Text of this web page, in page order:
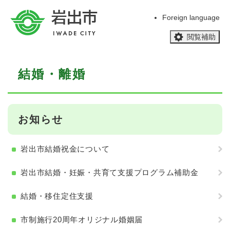
Foreign language
閲覧補助
結婚・離婚
お知らせ
岩出市結婚祝金について
岩出市結婚・妊娠・共育て支援プログラム補助金
結婚・移住定住支援
市制施行20周年オリジナル婚姻届